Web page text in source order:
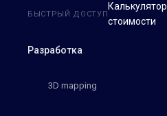
Разработка
3D mapping
БЫСТРЫЙ ДОСТУП
Калькулятор
стоимости